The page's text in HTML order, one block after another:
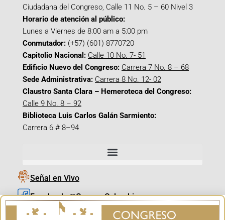
Ciudadana del Congreso, Calle 11 No. 5 – 60 Nivel 3
Horario de atención al público:
Lunes a Viernes de 8:00 am a 5:00 pm
Conmutador: (+57) (601) 8770720
Capitolio Nacional: Calle 10 No. 7- 51
Edificio Nuevo del Congreso: Carrera 7 No. 8 – 68
Sede Administrativa: Carrera 8 No. 12- 02
Claustro Santa Clara – Hemeroteca del Congreso:
Calle 9 No. 8 – 92
Biblioteca Luis Carlos Galán Sarmiento:
Carrera 6 # 8–94
Señal en Vivo
Facebook_@CamaraColombia
Instagram_@CamaraColombia